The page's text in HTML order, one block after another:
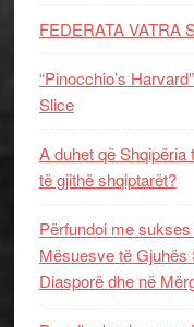
FEDERATA VATRA
“Pinocchio’s
Slice
A duhet që Shqipëria
të gjithë shqiptarët?
Përfundoi me
Mësuesve të Gjuhës
Diasporë dhe në